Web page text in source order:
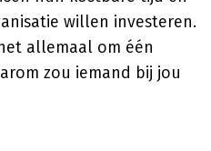
willen investeren.
allemaal om één
zou iemand bij jou